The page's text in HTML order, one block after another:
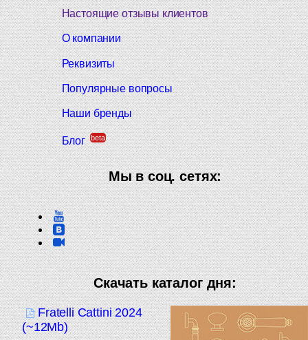
Настоящие отзывы клиентов
О компании
Реквизиты
Популярные вопросы
Наши бренды
Блог beta
Мы в соц. сетях:
Скачать каталог дня:
Fratelli Cattini 2024
(~12Mb)